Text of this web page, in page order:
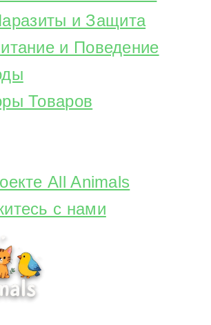
и Защита
и Поведение
Товаров
All Animals
с нами